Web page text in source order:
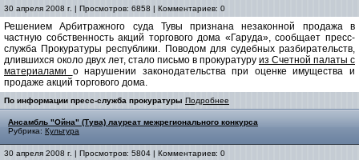
30 апреля 2008 г. | Просмотров: 6858 | Комментариев: 0
Решением Арбитражного суда Тувы признана незаконной продажа в
частную собственность акций торгового дома «Гаруда», сообщает пресс-
служба Прокуратуры республики. Поводом для судебных разбирательств,
длившихся около двух лет, стало письмо в прокуратуру из Счетной палаты с
материалами о нарушении законодательства при оценке имущества и
продаже акций торгового дома.
По информации пресс-служба прокуратуры Подробнее
Ансамбль "Ойна" (Тува) лауреат межрегионального конкурса
Рубрика: Культура
30 апреля 2008 г. | Просмотров: 5804 | Комментариев: 0